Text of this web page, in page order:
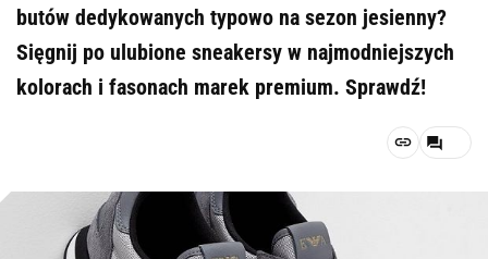
butów dedykowanych typowo na sezon jesienny?
Sięgnij po ulubione sneakersy w najmodniejszych
kolorach i fasonach marek premium. Sprawdź!